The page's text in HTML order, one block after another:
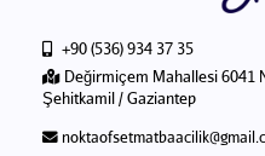
+90 (536) 934 37 35
Değirmiçem Mahallesi 6041
Şehitkamil / Gaziantep